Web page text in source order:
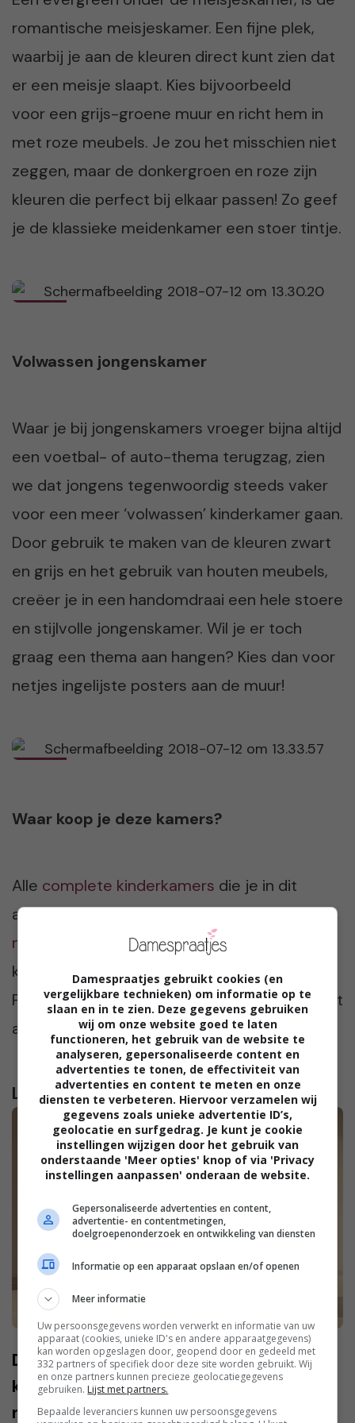
romantische meisjeskamer. Een fijne plek,
waarbij je aan de kleuren direct kunt zien dat
er een meisje slaapt. Kies bijvoorbeeld
voor een grijs-groene muur en richt hem in
met roze meubels. Je zou het misschien niet
zeggen, maar de donkergroen en roze zijn
kleuren die perfect bij elkaar passen! Zo geef
je de klassieke meidenkamer een stoer tintje.
Volwassen jongenskamer
Waar je bij jongenskamers vroeger bijna altijd
een voetbal- of auto-thema terugzag, zien
we dat jongens tegenwoordig steeds vaker
voor een meer ‘volwassen’ kinderkamer gaan.
Door gebruik te maken van de kleuren zwart
en grijs en het gebruik van houten meubels,
creëer je in een handomdraai een hele stoere
en stijlvolle jongenskamer. Wil je er toch
graag een thema aan hangen? Kies dan voor
netjes ingelijste posters aan de muur!
Waar koop je deze kamers?
Alle complete kinderkamers die je in dit
artikel terugziet, zijn verkrijgbaar bij
meubelwinkel Emob. Wat vind jij een mooie
kamer voor jouw kind? Ik ben heel benieuwd!
Praat met ons mee in de comments onder dit
artikel.
Lees verder...
Dit zijn onze favoriete
kinderkledingmerken voor meisjes dit
najaar
Damespraatjes gebruikt cookies (en
vergelijkbare technieken) om informatie op te
slaan en in te zien. Deze gegevens gebruiken
wij om onze website goed te laten
functioneren, het gebruik van de website te
analyseren, gepersonaliseerde content en
advertenties te tonen, de effectiviteit van
advertenties en content te meten en onze
diensten te verbeteren. Hiervoor verzamelen wij
gegevens zoals unieke advertentie ID’s,
geolocatie en surfgedrag. Je kunt je cookie
instellingen wijzigen door het gebruik van
onderstaande 'Meer opties' knop of via 'Privacy
instellingen aanpassen' onderaan de website.
Gepersonaliseerde advertenties en content,
advertentie- en contentmetingen,
doelgroepenonderzoek en ontwikkeling van diensten
Informatie op een apparaat opslaan en/of openen
Meer informatie
Uw persoonsgegevens worden verwerkt en informatie van uw
apparaat (cookies, unieke ID's en andere apparaatgegevens)
kan worden opgeslagen door, geopend door en gedeeld met
332 partners of specifiek door deze site worden gebruikt. Wij
en onze partners kunnen precieze geolocatiegegevens
gebruiken. Lijst met partners.
Bepaalde leveranciers kunnen uw persoonsgegevens